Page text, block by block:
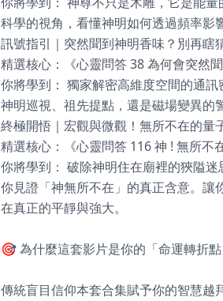
科學的視角，看懂神明如何透過頻率影
訊號指引｜突然聞到神明香味？別再瞎
精選核心：《心靈問答 38 為何會突然聞
你將學到： 獨家解密高維度空間的通
神明巡視、祖先提點，還是磁場變異的
終極開悟｜宏觀與微觀！無所不在的量
精選核心：《心靈問答 116 神 ! 無所不
你將學到： 破除神明住在廟裡的狹隘
你見證「神無所不在」的真正含意。讓
在真正的平靜與強大。
🎯 為什麼這套影片是你的「命運轉折點
傳統盲目信仰本套合集賦予你的智慧越